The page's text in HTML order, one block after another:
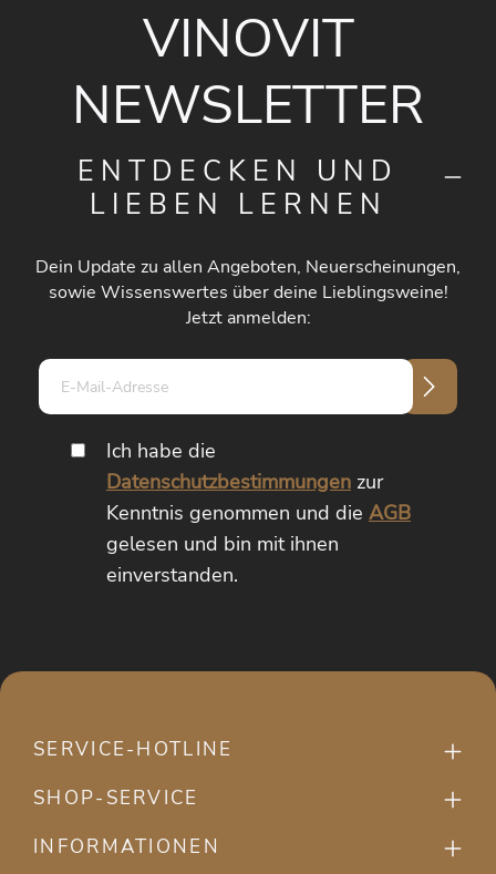
VINOVIT
NEWSLETTER
ENTDECKEN UND
LIEBEN LERNEN
Dein Update zu allen Angeboten, Neuerscheinungen,
sowie Wissenswertes über deine Lieblingsweine!
Jetzt anmelden:
Adresse*
Ich habe die
Datenschutzbestimmungenzur
Kenntnis genommen und die AGB
gelesen und bin mit ihnen
einverstanden.
SERVICE-HOTLINE
SHOP-SERVICE
INFORMATIONEN